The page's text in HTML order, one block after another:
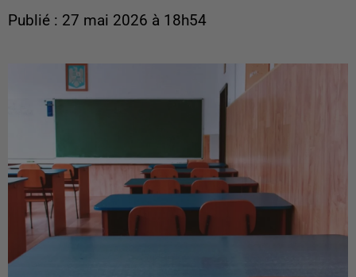
Publié : 27 mai 2026 à 18h54